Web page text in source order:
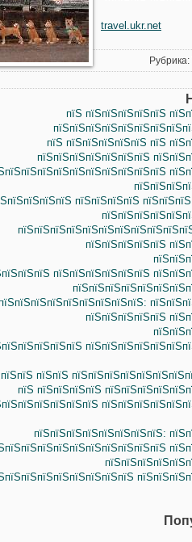
travel.ukr.net
Рубрика:
пїЅ пїЅпїЅпїЅпїЅпїЅ
пїЅ пїЅпїЅпїЅпїЅпїЅ пїЅ
пїЅпїЅпїЅпїЅпїЅпїЅпїЅ
пїЅпїЅпїЅпїЅ
пїЅпїЅпїЅпїЅпїЅ
пїЅпїЅпїЅпїЅпїЅпїЅ
пїЅпїЅпїЅпїЅпїЅ
пїЅпїЅ
пїЅ пїЅпїЅпїЅпїЅ
пїЅпїЅпїЅпїЅпїЅпїЅпїЅпїЅ: